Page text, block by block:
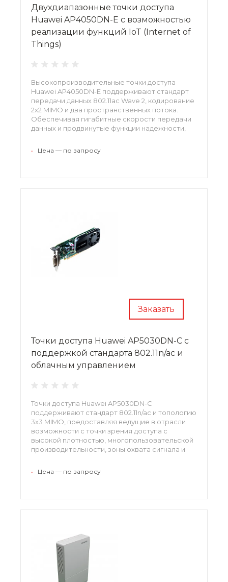
Двухдиапазонные точки доступа
Huawei AP4050DN-E с возможностью
реализации функций IoT (Internet of
Things)
Высокопроизводительные точки доступа
Huawei AP4050DN-E поддерживают стандарт
передачи данных 802.11ac Wave 2, кодирование
2x2 MIMO и два пространственных потока.
Обеспечивая гигабитные скорости передачи
данных и продвинутые функции надежности,
• Цена — по запросу
Заказать
Точки доступа Huawei AP5030DN-C с
поддержкой стандарта 802.11n/ac и
облачным управлением
Точки доступа Huawei AP5030DN-C
поддерживают стандарт 802.11n/ac и топологию
3x3 MIMO, предоставляя ведущие в отрасли
возможности с точки зрения доступа с
высокой плотностью, многопользовательской
производительности, зоны охвата сигнала и
широкополосной сети.
• Цена — по запросу